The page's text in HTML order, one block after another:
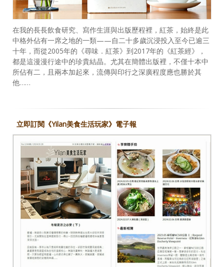
在我的長長飲食研究、寫作生涯與出版歷程裡，紅茶，始終是此
中格外佔有一席之地的一類——自二十多歲沉浸投入至今已逾三
十年，而從2005年的《尋味．紅茶》到2017年的《紅茶經》，
都是這漫漫行途中的珍貴結晶。尤其在簡體出版裡，不僅十本中
所佔有二，且兩本加起來，流傳與印行之深廣程度應也勝於其
他……
立即訂閱《Yilan美食生活玩家》電子報